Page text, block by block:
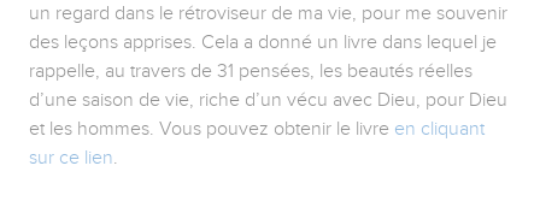
un regard dans le rétroviseur de ma vie, pour me souvenir
des leçons apprises. Cela a donné un livre dans lequel je
rappelle, au travers de 31 pensées, les beautés réelles
d’une saison de vie, riche d’un vécu avec Dieu, pour Dieu
et les hommes. Vous pouvez obtenir le livre en cliquant
sur ce lien.